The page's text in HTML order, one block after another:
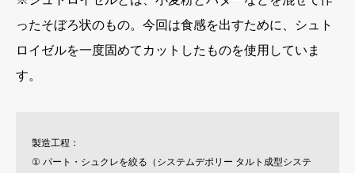
ったそぼろ状のもの。今回は食感を出すために、シュト
ロイゼルを一度固めてカットしたものを使用していま
す。
製造工程：
① パート・シュクレを絞る（システムデポリー タルト成型システ